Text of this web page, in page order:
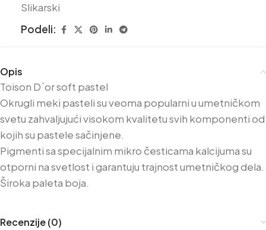
Slikarski
Podeli:
Opis
Toison D`or soft pastel
Okrugli meki pasteli su veoma popularni u umetničkom
svetu zahvaljujući visokom kvalitetu svih komponenti od
kojih su pastele sačinjene.
Pigmenti sa specijalnim mikro česticama kalcijuma su
otporni na svetlost i garantuju trajnost umetničkog dela.
Široka paleta boja.
Recenzije (0)